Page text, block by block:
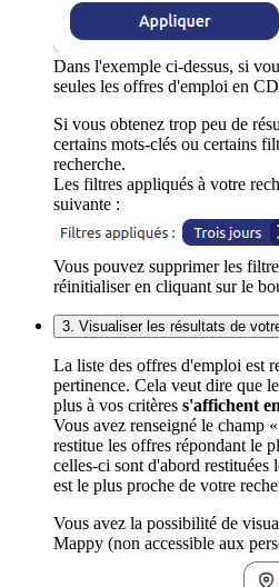
Dans l'exemple ci-dessus, si
seules les offres d'emploi en
Si vous obtenez trop peu de
certains mots-clés ou certains
recherche.
Les filtres appliqués à votre
suivante :
Vous pouvez supprimer les
réinitialiser en cliquant sur le
3. Visualiser les résultats de
La liste des offres d'emploi est
pertinence. Cela veut dire que
plus à vos critères s'affichent
Vous avez renseigné le champ
restitue les offres répondant le
celles-ci sont d'abord
est le plus proche de votre
Vous avez la possibilité de
Mappy (non accessible aux